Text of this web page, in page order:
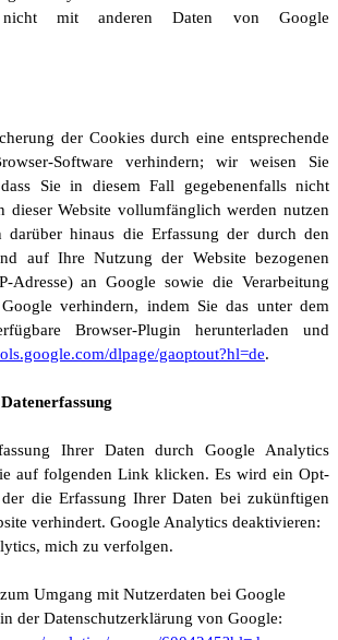
mit anderen Daten von Google
der Cookies durch eine entsprechende
Software verhindern; wir weisen Sie
Sie in diesem Fall gegebenenfalls nicht
dieser Website vollumfänglich werden nutzen
darüber hinaus die Erfassung der durch den
auf Ihre Nutzung der Website bezogenen
Adresse) an Google sowie die Verarbeitung
verhindern, indem Sie das unter dem
Browser-Plugin herunterladen und
dlpage/gaoptout?hl=de.
Ihrer Daten durch Google Analytics
auf folgenden Link klicken. Es wird ein Opt-
die Erfassung Ihrer Daten bei zukünftigen
verhindert. Google Analytics deaktivieren:
mich zu verfolgen.
Umgang mit Nutzerdaten bei Google
der Datenschutzerklärung von Google: